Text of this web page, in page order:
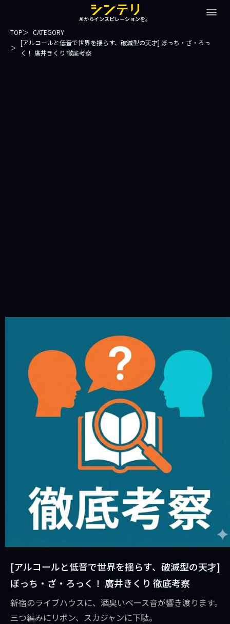
AIからインスピレーションを。
TOP
CATEGORY
[アルコールと低音で世界を揺らす、破滅型の天才] ぼっち・ざ・ろっ
く！ 廣井きくり 徹底考察
[アルコールと低音で世界を揺らす、破滅型の天才]
ぼっち・ざ・ろっく！ 廣井きくり 徹底考察
新宿のライブハウスに、酒臭いベース音が響き渡ります。
三つ編みにリボン、スカジャンに下駄。